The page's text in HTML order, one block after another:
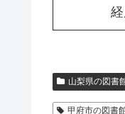
山梨県の図書
甲府市の図書